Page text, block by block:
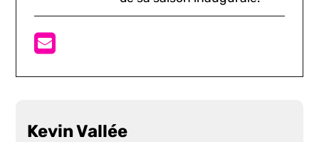
Kevin Vallée